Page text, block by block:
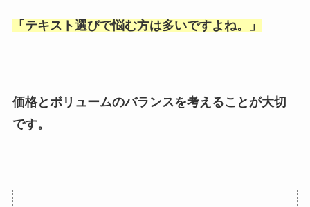
「 テキスト選びで悩む方は多いですよね。 」
価格とボリュームのバランスを考えることが大切
です。